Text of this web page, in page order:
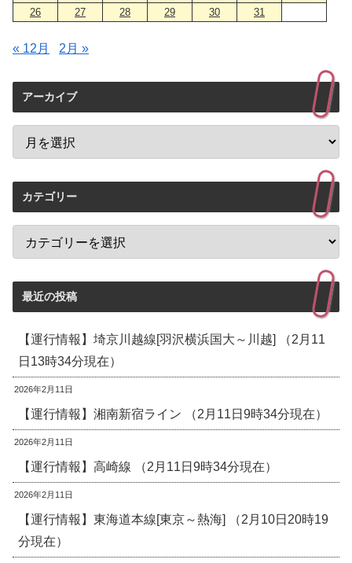
26
27 28 29 30 31
« 12月 2月 »
アーカイブ
カテゴリー
最近の投稿
【運行情報】埼京川越線[羽沢横浜国大～川越] （2月11
日13時34分現在）
2026年2月11日
【運行情報】湘南新宿ライン （2月11日9時34分現在）
2026年2月11日
【運行情報】高崎線 （2月11日9時34分現在）
2026年2月11日
【運行情報】東海道本線[東京～熱海] （2月10日20時19
分現在）